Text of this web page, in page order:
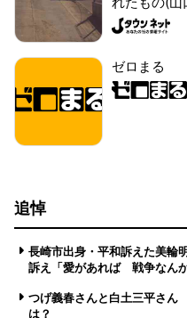
ゼロまる
追悼
長崎市出身・平和訴えた美
訴え「愛があれば 戦争なんか
つげ義春さんと白土三平さん
は？